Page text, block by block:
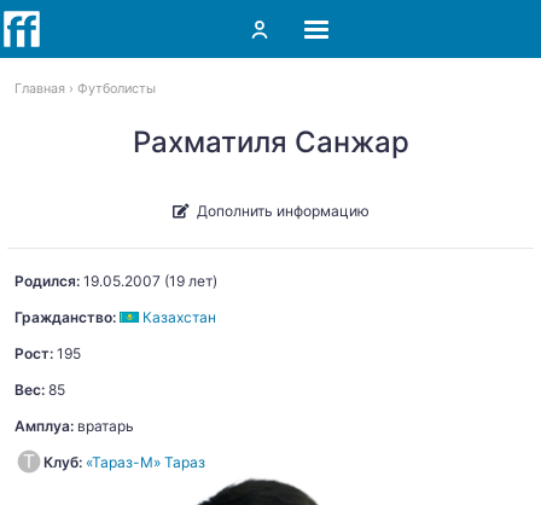
Главная Футболисты
Рахматиля Санжар
Дополнить информацию
Родился: 19.05.2007 (19 лет)
Гражданство:
Казахстан
Рост: 195
Вес: 85
Амплуа: вратарь
Клуб: «Тараз-М» Тараз